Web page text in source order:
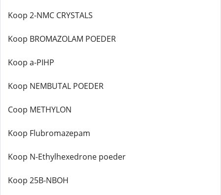
Koop 2-NMC CRYSTALS
Koop BROMAZOLAM POEDER
Koop a-PIHP
Koop NEMBUTAL POEDER
Coop METHYLON
Koop Flubromazepam
Koop N-Ethylhexedrone poeder
Koop 25B-NBOH